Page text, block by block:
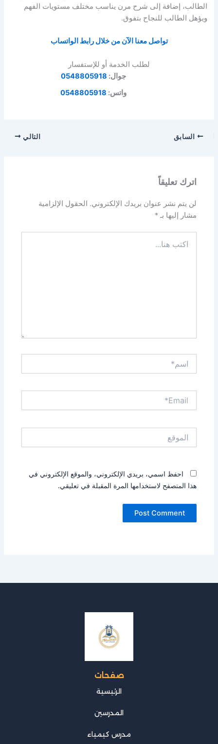
الطالب، إضافة إلى شرح مرن يناسب مختلف مستويات الفهم
ويؤهل الطالب للنجاح بتفوق.
تواصل معنا الآن من خلال رابط الواتساب
لطلب الخدمة أو للإستفسار
جوال: 0548805918
واتس: 0548805918
السابق التالي
اترك تعليقاً
لن يتم نشر عنوان بريدك الإلكتروني. الحقول الإلزامية
مشار إليها بـ*
هنا...
احفظ اسمي، بريدي الإلكتروني، والموقع الإلكتروني في
هذا المتصفح لاستخدامها المرة المقبلة في تعليقي.
صفحات
الرئيسية
المدرسين
مدرس كيمياء